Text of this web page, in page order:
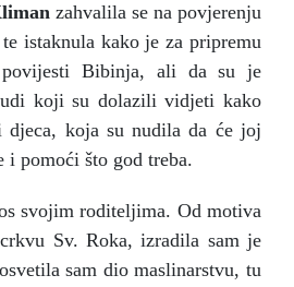
zahvalila se na povjerenju
istaknula kako je za pripremu
Bibinja, ali da su je
koji su dolazili vidjeti kako
koja su nudila da će joj
i pomoći što god treba.
svojim roditeljima. Od motiva
Sv. Roka, izradila sam je
sam dio maslinarstvu, tu